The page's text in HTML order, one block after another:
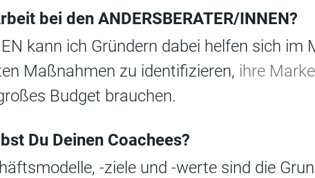
bei den ANDERSBERATER/INNEN?
kann ich Gründern dabei helfen sich im
Maßnahmen zu identifizieren, ihre
Budget brauchen.
Du Deinen Coachees?
-ziele und -werte sind die